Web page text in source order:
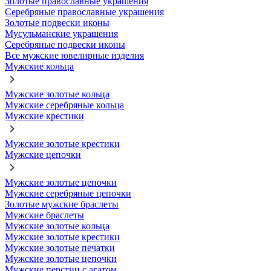
Серебряные православные украшения
Золотые подвески иконы
Мусульманские украшения
Серебряные подвески иконы
Все мужские ювелирные изделия
Мужские кольца
Мужские золотые кольца
Мужские серебряные кольца
Мужские крестики
Мужские золотые крестики
Мужские цепочки
Мужские золотые цепочки
Мужские серебряные цепочки
Золотые мужские браслеты
Мужские браслеты
Мужские золотые кольца
Мужские золотые крестики
Мужские золотые печатки
Мужские золотые цепочки